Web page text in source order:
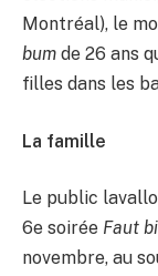
Montréal), le
bum de 26 ans
filles dans les
La famille
Le public
6e soirée Faut
novembre, au